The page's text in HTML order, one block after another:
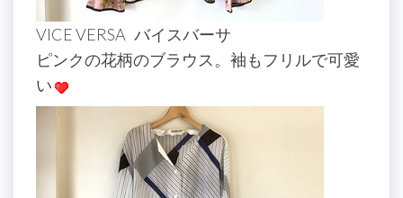
VICE VERSA バイスバーサ
ピンクの花柄のブラウス。袖もフリルで可愛
い